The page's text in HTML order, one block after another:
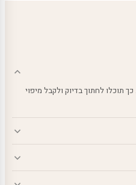
ולגובה. כך תוכלו לחתוך בדיוק ולקבל מיפוי